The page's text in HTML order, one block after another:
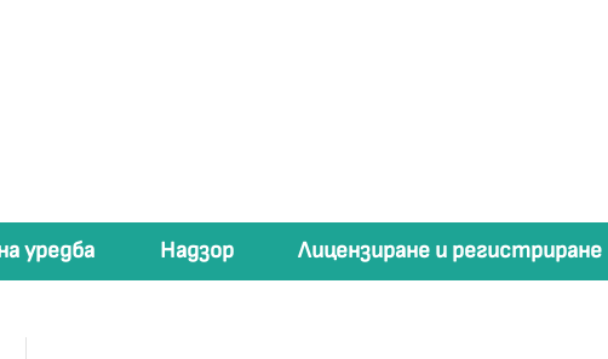
уредба Надзор Лицензиране и регистриране